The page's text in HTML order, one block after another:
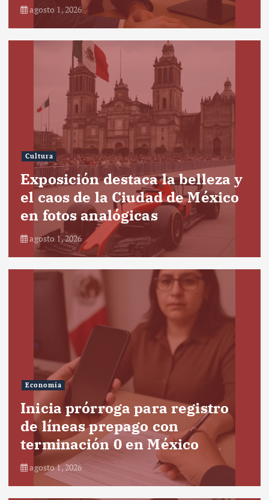
agosto 1, 2026
Cultura
Exposición destaca la belleza y
el caos de la Ciudad de México
en fotos analógicas
agosto 1, 2026
Economía
Inicia prórroga para registro
de líneas prepago con
terminación 0 en México
agosto 1, 2026